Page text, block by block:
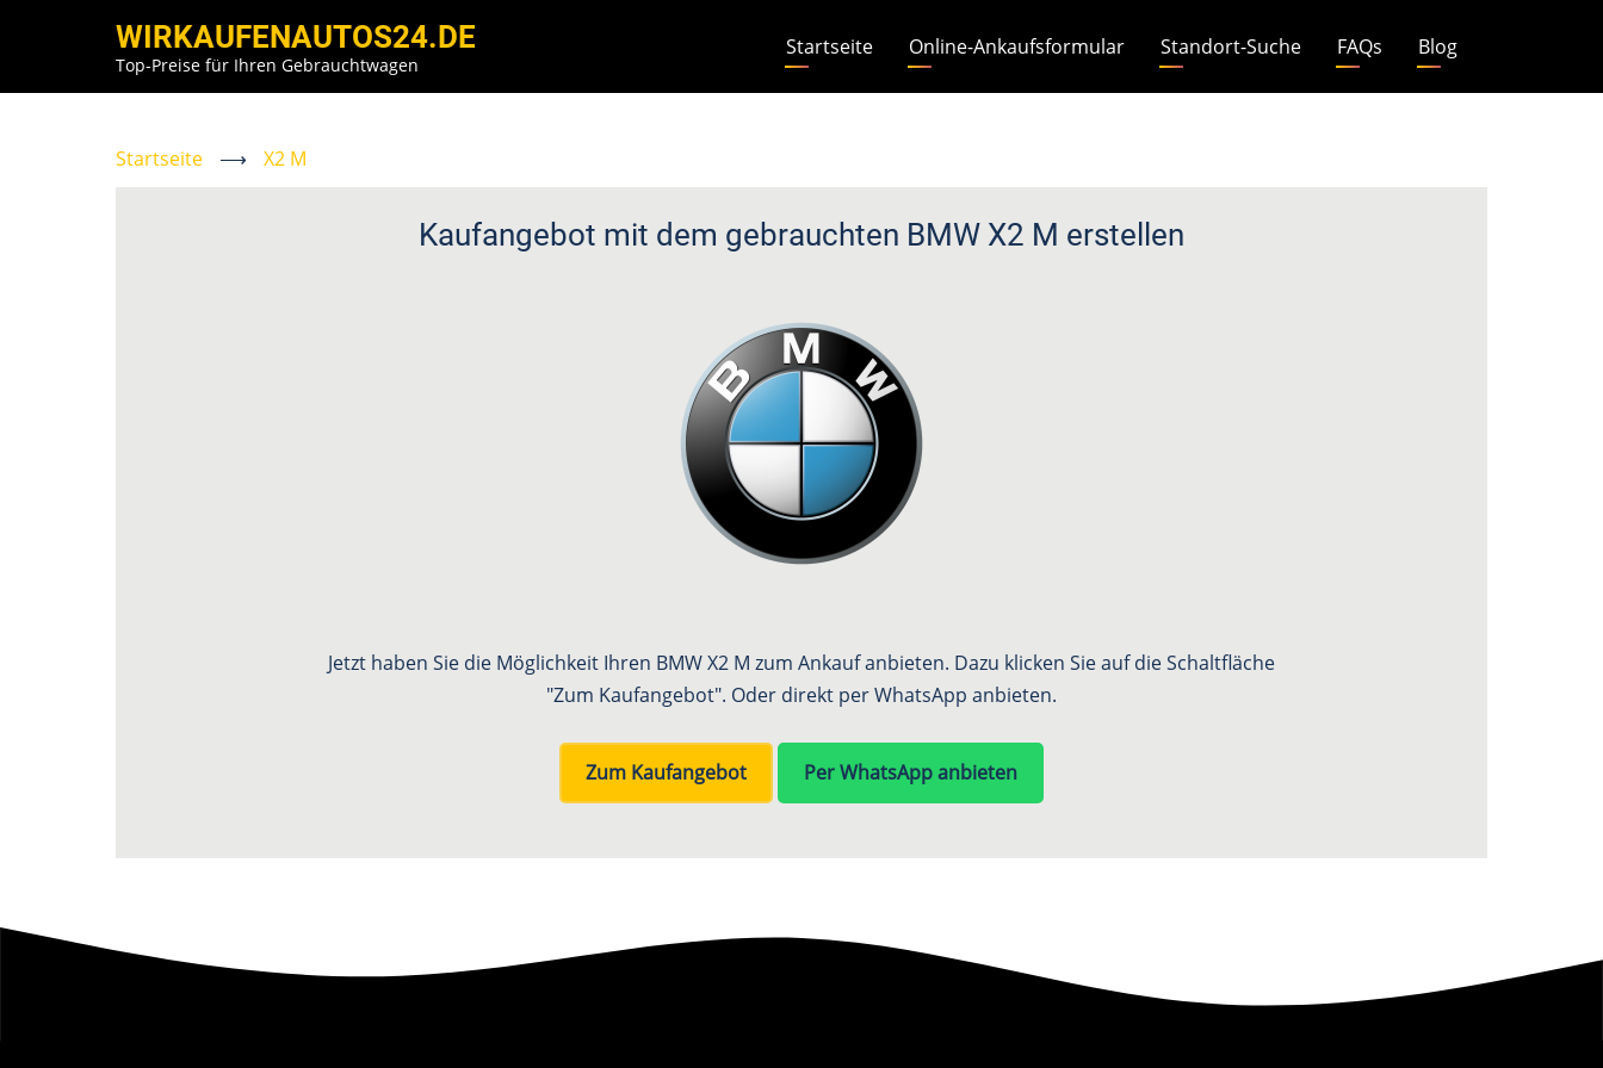
WIRKAUFENAUTOS24.DE
Top-Preise für Ihren Gebrauchtwagen Hauptnavigation
Startseite Online-Ankaufsformular Standort-Suche FAQs Blog
Startseite ⟶ X2 M
Kaufangebot mit dem gebrauchten BMW X2 M erstellen
Jetzt haben Sie die Möglichkeit Ihren BMW X2 M zum Ankauf anbieten. Dazu klicken Sie auf die Schaltfläche
"Zum Kaufangebot". Oder direkt per WhatsApp anbieten.
Zum Kaufangebot Per WhatsApp anbieten